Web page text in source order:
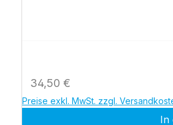
Regulärer Preis:
34,50 €
Preise exkl. MwSt. zzgl.
In